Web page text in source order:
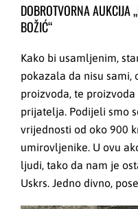
DOBROTVORNA AUKCIJA
BOŽIĆ“
Kako bi usamljenim,
pokazala da nisu sami,
proizvoda, te
prijatelja. Podijeli smo
vrijednosti od oko 900
umirovljenike. U ovu
ljudi, tako da nam je
Uskrs. Jedno divno,